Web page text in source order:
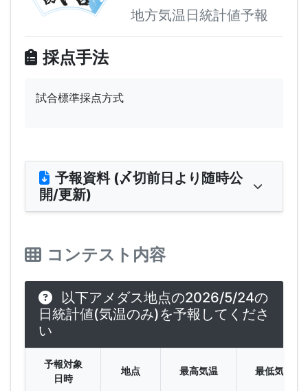
地方気温日統計値予報
採点手法
試合標準採点方式
予報資料 (〆切前日より随時公
開/更新)
コンテスト内容
以下アメダス地点の2026/5/24の
日統計値(気温のみ)を予報してくださ
い
予報対象
日時
地点 最高気温 最低気温